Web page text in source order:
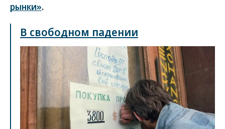
рынки».
В свободном падении